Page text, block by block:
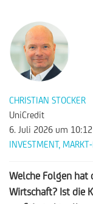
CHRISTIAN STOCKER
UniCredit
6. Juli 2026 um
INVESTMENT,
Welche Folgen hat
Wirtschaft? Ist die